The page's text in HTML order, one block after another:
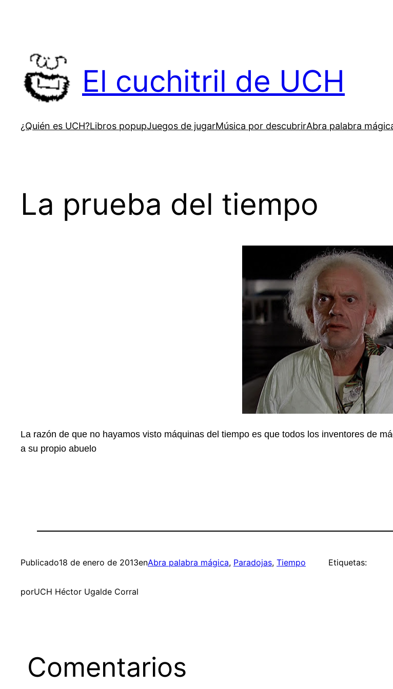
El cuchitril de UCH
¿Quién es UCH?Libros popupJuegos de jugarMúsica por descubrirAbra palabra
La prueba del tiempo
La razón de que no hayamos visto máquinas del tiempo es que todos los inventores de
a su propio abuelo
Publicado18 de enero de 2013enAbra palabra mágica, Paradojas, Tiempo
porUCH Héctor Ugalde Corral
Etiquetas:
Comentarios